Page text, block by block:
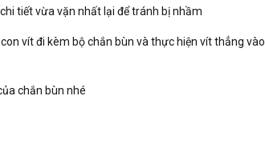
tiết vừa vặn nhất lại để tránh bị nhầm
vít đi kèm bộ chắn bùn và thực hiện vít thẳng vào
chắn bùn nhé